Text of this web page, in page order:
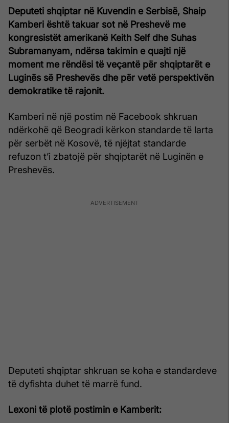
Deputeti shqiptar në Kuvendin e Serbisë, Shaip
Kamberi është takuar sot në Preshevë me
kongresistët amerikanë Keith Self dhe Suhas
Subramanyam, ndërsa takimin e quajti një
moment me rëndësi të veçantë për shqiptarët e
Luginës së Preshevës dhe për vetë perspektivën
demokratike të rajonit.
Kamberi në një postim në Facebook shkruan
ndërkohë që Beogradi kërkon standarde të larta
për serbët në Kosovë, të njëjtat standarde
refuzon t’i zbatojë për shqiptarët në Luginën e
Preshevës.
Deputeti shqiptar shkruan se koha e standardeve
të dyfishta duhet të marrë fund.
Lexoni të plotë postimin e Kamberit: